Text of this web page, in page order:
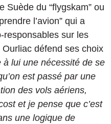
Suède du “flygskam” ou
l’avion” qui a
responsables sur les
défend ses choix
lui une nécessité de se
est passé par une
des vols aériens,
et je pense que c’est
une logique de